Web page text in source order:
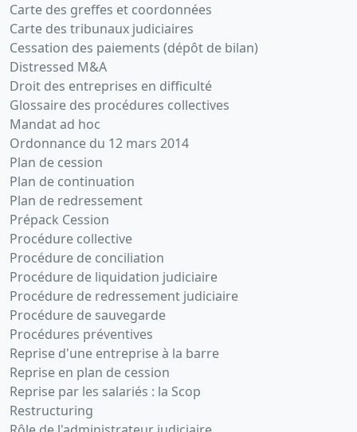
Carte des greffes et coordonnées
Carte des tribunaux judiciaires
Cessation des paiements (dépôt de bilan)
Distressed M&A
Droit des entreprises en difficulté
Glossaire des procédures collectives
Mandat ad hoc
Ordonnance du 12 mars 2014
Plan de cession
Plan de continuation
Plan de redressement
Prépack Cession
Procédure collective
Procédure de conciliation
Procédure de liquidation judiciaire
Procédure de redressement judiciaire
Procédure de sauvegarde
Procédures préventives
Reprise d'une entreprise à la barre
Reprise en plan de cession
Reprise par les salariés : la Scop
Restructuring